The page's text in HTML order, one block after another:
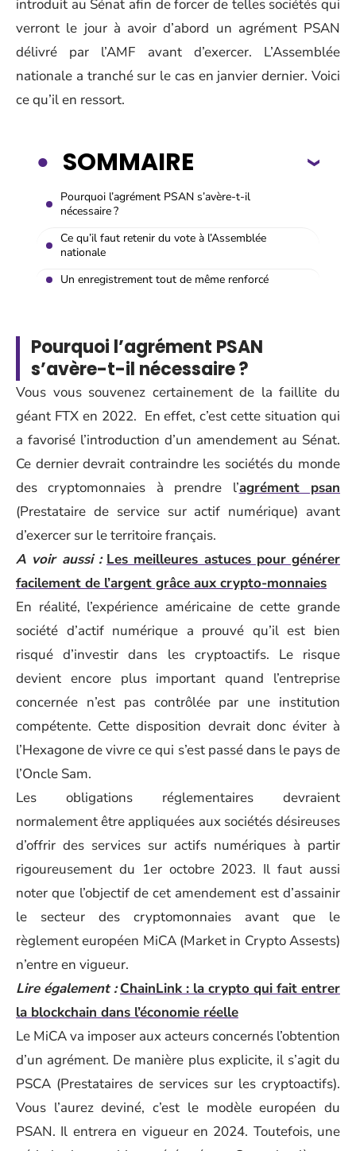
introduit au Sénat afin de forcer de telles sociétés qui
verront le jour à avoir d’abord un agrément PSAN
délivré par l’AMF avant d’exercer. L’Assemblée
nationale a tranché sur le cas en janvier dernier. Voici
ce qu’il en ressort.
SOMMAIRE
Pourquoi l’agrément PSAN s’avère-t-il
nécessaire ?
Ce qu’il faut retenir du vote à l’Assemblée
nationale
Un enregistrement tout de même renforcé
Pourquoi l’agrément PSAN
s’avère-t-il nécessaire ?
Vous vous souvenez certainement de la faillite du
géant FTX en 2022. En effet, c’est cette situation qui
a favorisé l’introduction d’un amendement au Sénat.
Ce dernier devrait contraindre les sociétés du monde
des cryptomonnaies à prendre l’agrément psan
(Prestataire de service sur actif numérique) avant
d’exercer sur le territoire français.
A voir aussi : Les meilleures astuces pour générer
facilement de l’argent grâce aux crypto-monnaies
En réalité, l’expérience américaine de cette grande
société d’actif numérique a prouvé qu’il est bien
risqué d’investir dans les cryptoactifs. Le risque
devient encore plus important quand l’entreprise
concernée n’est pas contrôlée par une institution
compétente. Cette disposition devrait donc éviter à
l’Hexagone de vivre ce qui s’est passé dans le pays de
l’Oncle Sam.
Les obligations réglementaires devraient
normalement être appliquées aux sociétés désireuses
d’offrir des services sur actifs numériques à partir
rigoureusement du 1er octobre 2023. Il faut aussi
noter que l’objectif de cet amendement est d’assainir
le secteur des cryptomonnaies avant que le
règlement européen MiCA (Market in Crypto Assests)
n’entre en vigueur.
Lire également : ChainLink : la crypto qui fait entrer
la blockchain dans l’économie réelle
Le MiCA va imposer aux acteurs concernés l’obtention
d’un agrément. De manière plus explicite, il s’agit du
PSCA (Prestataires de services sur les cryptoactifs).
Vous l’aurez deviné, c’est le modèle européen du
PSAN. Il entrera en vigueur en 2024. Toutefois, une